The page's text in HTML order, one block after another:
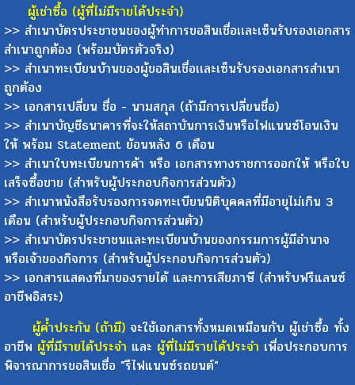
ผู้เช่าซื้อ (ผู้ที่ไม่มีรายได้ประจำ)
>> สำเนาบัตรประชาชนของผู้ทำการขอสินเชื่อเเละเซ็นรับรองเอกสาร
สำเนาถูกต้อง (พร้อมบัตรตัวจริง)
>> สำเนาทะเบียนบ้านของผู้ขอสินเชื่อเเละเซ็นรับรองเอกสารสำเนา
ถูกต้อง
>> เอกสารเปลี่ยน ชื่อ - นามสกุล (ถ้ามีการเปลี่ยนชื่อ)
>> สำเนาบัญชีธนาคารที่จะให้สถาบันการเงินหรือไฟแนนซ์โอนเงิน
ให้ พร้อม Statement ย้อนหลัง 6 เดือน
>> สำเนาใบทะเบียนการค้า หรือ เอกสารทางราชการออกให้ หรือใบ
เสร็จซื้อขาย (สำหรับผู้ประกอบกิจการส่วนตัว)
>> สำเนาหนังสือรับรองการจดทะเบียนนิติบุคคลที่มีอายุไม่เกิน 3
เดือน (สำหรับผู้ประกอบกิจการส่วนตัว)
>> สำเนาบัตรประชาชนและทะเบียนบ้านของกรรมการผู้มีอำนาจ
หรือเจ้าของกิจการ (สำหรับผู้ประกอบกิจการส่วนตัว)
>> เอกสารแสดงที่มาของรายได้ และการเสียภาษี (สำหรับฟรีแลนซ์
อาชีพอิสระ)
ผู้ค้ำประกัน (ถ้ามี) จะใช้เอกสารทั้งหมดเหมือนกับ ผู้เช่าซื้อ ทั้ง
อาชีพ ผู้ที่มีรายได้ประจำ และ ผู้ที่ไม่มีรายได้ประจำ เพื่อประกอบการ
พิจารณาการขอสินเชื่อ "รีไฟแนนซ์รถยนต์"